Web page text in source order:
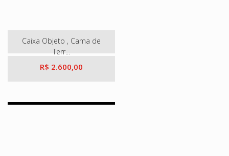
Caixa Objeto , Cama de
Terr...
R$ 2.600,00